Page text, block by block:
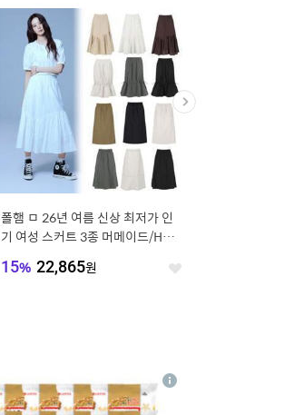
폴햄 ㅁ 26년 여름 신상 최저가 인
기 여성 스커트 3종 머메이드/H라
15% 22,865원 좋
상